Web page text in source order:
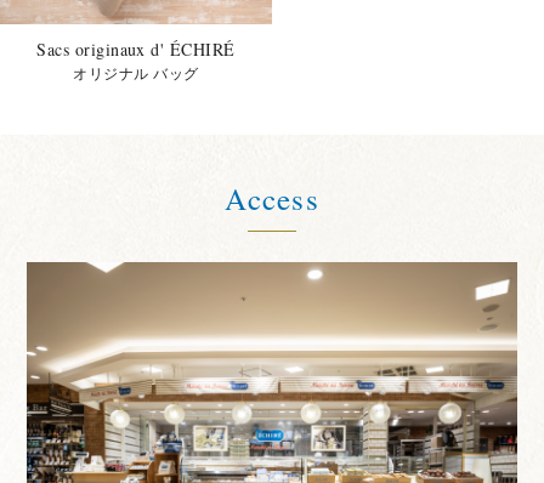
Sacs originaux d' ÉCHIRÉ
オリジナル バッグ
Access